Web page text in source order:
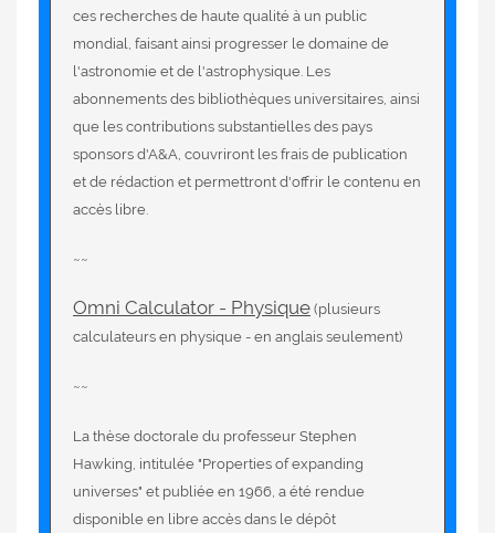
ces recherches de haute qualité à un public
mondial, faisant ainsi progresser le domaine de
l'astronomie et de l'astrophysique. Les
abonnements des bibliothèques universitaires, ainsi
que les contributions substantielles des pays
sponsors d'A&A, couvriront les frais de publication
et de rédaction et permettront d'offrir le contenu en
accès libre.
~~
Omni Calculator - Physique (plusieurs
calculateurs en physique - en anglais seulement)
~~
La thèse doctorale du professeur Stephen
Hawking, intitulée "Properties of expanding
universes" et publiée en 1966, a été rendue
disponible en libre accès dans le dépôt